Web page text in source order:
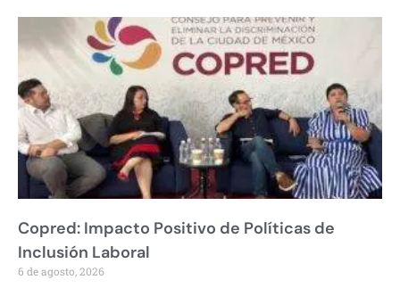
Copred: Impacto Positivo de Políticas de
Inclusión Laboral
6 de agosto, 2026